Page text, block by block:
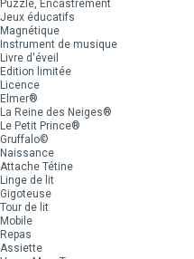
Puzzle, Encastrement
Jeux éducatifs
Magnétique
Instrument de musique
Livre d'éveil
Edition limitée
Licence
Elmer®
La Reine des Neiges®
Le Petit Prince®
Gruffalo©
Naissance
Attache Tétine
Linge de lit
Gigoteuse
Tour de lit
Mobile
Repas
Assiette